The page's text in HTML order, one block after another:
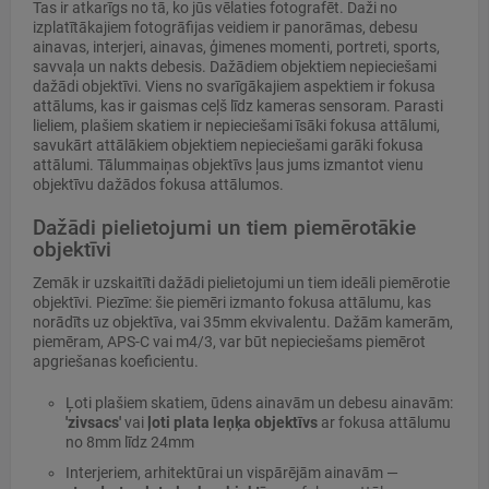
Tas ir atkarīgs no tā, ko jūs vēlaties fotografēt. Daži no
izplatītākajiem fotogrāfijas veidiem ir panorāmas, debesu
ainavas, interjeri, ainavas, ģimenes momenti, portreti, sports,
savvaļa un nakts debesis. Dažādiem objektiem nepieciešami
dažādi objektīvi. Viens no svarīgākajiem aspektiem ir fokusa
attālums, kas ir gaismas ceļš līdz kameras sensoram. Parasti
lieliem, plašiem skatiem ir nepieciešami īsāki fokusa attālumi,
savukārt attālākiem objektiem nepieciešami garāki fokusa
attālumi. Tālummaiņas objektīvs ļaus jums izmantot vienu
objektīvu dažādos fokusa attālumos.
Dažādi pielietojumi un tiem piemērotākie
objektīvi
Zemāk ir uzskaitīti dažādi pielietojumi un tiem ideāli piemērotie
objektīvi. Piezīme: šie piemēri izmanto fokusa attālumu, kas
norādīts uz objektīva, vai 35mm ekvivalentu. Dažām kamerām,
piemēram, APS-C vai m4/3, var būt nepieciešams piemērot
apgriešanas koeficientu.
Ļoti plašiem skatiem, ūdens ainavām un debesu ainavām:
'zivsacs'vai ļoti plata leņķa objektīvs ar fokusa attālumu
no 8mm līdz 24mm
Interjeriem, arhitektūrai un vispārējām ainavām —